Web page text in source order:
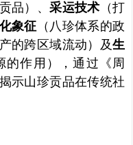
品）、采运技术 （打
象征 （八珍体系的政
产的跨区域流动）及生
的作用），通过《周
示山珍贡品在传统社